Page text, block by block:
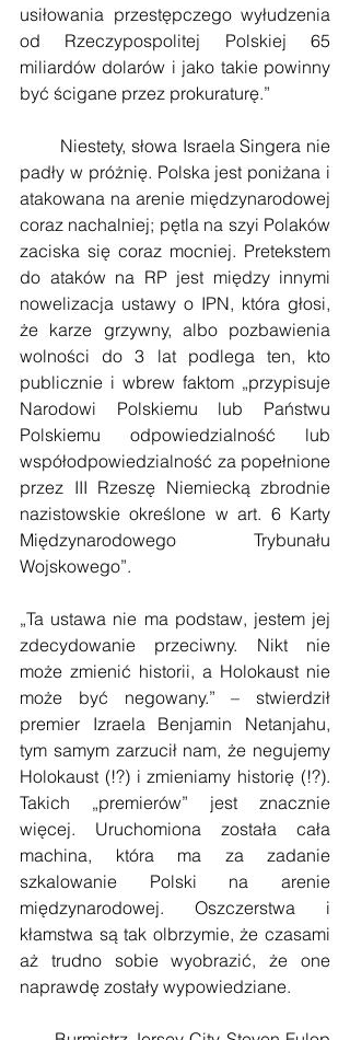
usiłowania przestępczego wyłudzenia
od Rzeczypospolitej Polskiej 65
miliardów dolarów i jako takie powinny
być ścigane przez prokuraturę.”
padły w próżnię. Polska jest poniżana i
atakowana na arenie międzynarodowej
coraz nachalniej; pętla na szyi Polaków
zaciska się coraz mocniej. Pretekstem
do ataków na RP jest między innymi
nowelizacja ustawy o IPN, która głosi,
że karze grzywny, albo pozbawienia
wolności do 3 lat podlega ten, kto
publicznie i wbrew faktom „przypisuje
Narodowi Polskiemu lub Państwu
Polskiemu odpowiedzialność lub
współodpowiedzialność za popełnione
przez III Rzeszę Niemiecką zbrodnie
nazistowskie określone w art. 6 Karty
Międzynarodowego Trybunału
Wojskowego”.
„Ta ustawa nie ma podstaw, jestem jej
zdecydowanie przeciwny. Nikt nie
może zmienić historii, a Holokaust nie
może być negowany.” – stwierdził
premier Izraela Benjamin Netanjahu,
tym samym zarzucił nam, że negujemy
Holokaust (!?) i zmieniamy historię (!?).
Takich „premierów” jest znacznie
więcej. Uruchomiona została cała
machina, która ma za zadanie
szkalowanie Polski na arenie
międzynarodowej. Oszczerstwa i
kłamstwa są tak olbrzymie, że czasami
aż trudno sobie wyobrazić, że one
naprawdę zostały wypowiedziane.